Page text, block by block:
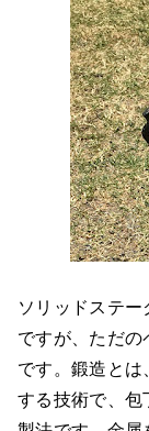
ソリッドステ
ですが、ただ
です。鍛造と
する技術で、包